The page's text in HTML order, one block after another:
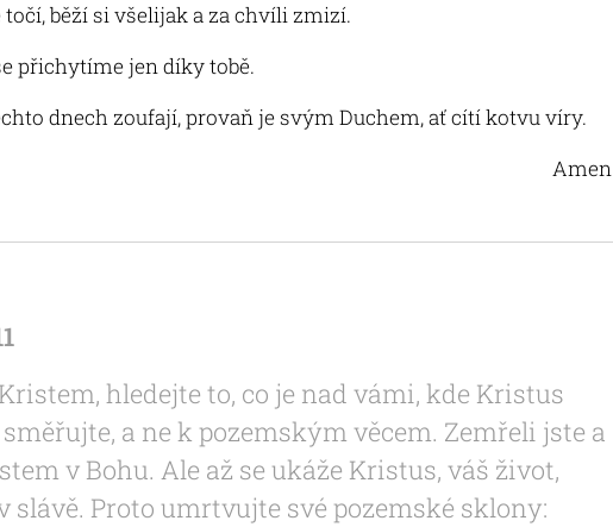
točí, běží si všelijak a za chvíli zmizí.
přichytíme jen díky tobě.
dnech zoufají, provaň je svým Duchem, ať cítí kotvu víry.
Amen
hledejte to, co je nad vámi, kde Kristus
a ne k pozemským věcem. Zemřeli jste a
v Bohu. Ale až se ukáže Kristus, váš život,
slávě. Proto umrtvujte své pozemské sklony: